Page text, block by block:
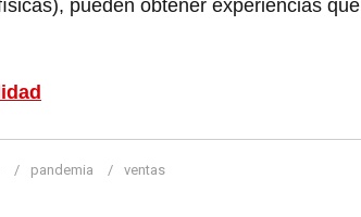
pueden obtener experiencias que
pandemia ventas